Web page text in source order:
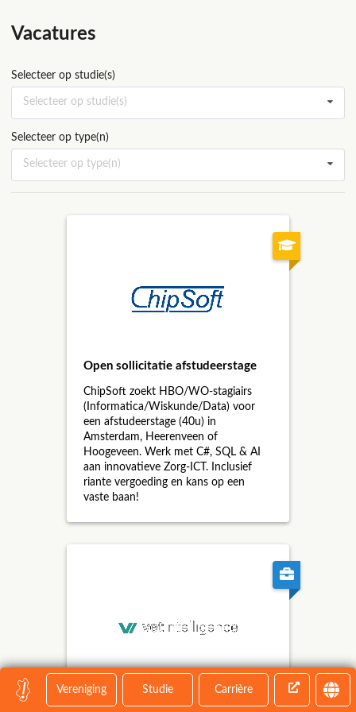
Vacatures
Selecteer op studie(s)
Selecteer op studie(s)
Selecteer op type(n)
Selecteer op type(n)
Open sollicitatie afstudeerstage
ChipSoft zoekt HBO/WO-stagiairs
(Informatica/Wiskunde/Data) voor
een afstudeerstage (40u) in
Amsterdam, Heerenveen of
Hoogeveen. Werk met C#, SQL & AI
aan innovatieve Zorg-ICT. Inclusief
riante vergoeding en kans op een
vaste baan!
Working Student — Software
Vereniging Studie Carrière